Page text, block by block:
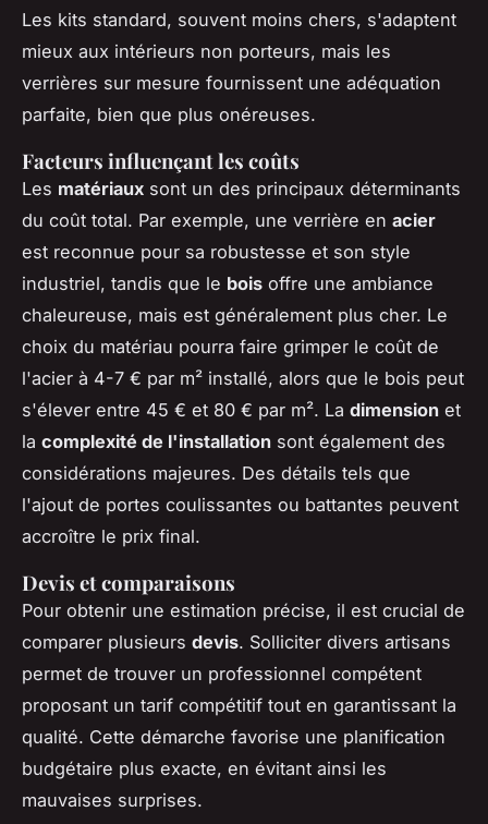
Les kits standard, souvent moins chers, s'adaptent
mieux aux intérieurs non porteurs, mais les
verrières sur mesure fournissent une adéquation
parfaite, bien que plus onéreuses.
Facteurs influençant les coûts
Les matériaux sont un des principaux déterminants
du coût total. Par exemple, une verrière en acier
est reconnue pour sa robustesse et son style
industriel, tandis que le bois offre une ambiance
chaleureuse, mais est généralement plus cher. Le
choix du matériau pourra faire grimper le coût de
l'acier à 4-7 € par m² installé, alors que le bois peut
s'élever entre 45 € et 80 € par m². La dimension et
la complexité de l'installation sont également des
considérations majeures. Des détails tels que
l'ajout de portes coulissantes ou battantes peuvent
accroître le prix final.
Devis et comparaisons
Pour obtenir une estimation précise, il est crucial de
comparer plusieurs devis. Solliciter divers artisans
permet de trouver un professionnel compétent
proposant un tarif compétitif tout en garantissant la
qualité. Cette démarche favorise une planification
budgétaire plus exacte, en évitant ainsi les
mauvaises surprises.